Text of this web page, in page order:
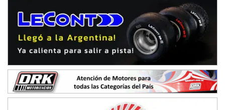
Victoria (Entre Ríos)
PATAGONICO - F6
Moto Club Reginense (Tierra)
Gral. E. Godoy (Río Negro)
CSK - F7
Juventud Unida (Tierra)
Humboldt (Santa Fe)